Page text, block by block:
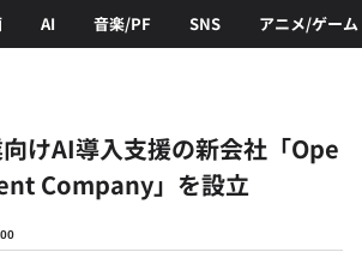
AI 音楽/PF SNS アニメ/ゲーム
けAI導入支援の新会社「Ope
Company」を設立